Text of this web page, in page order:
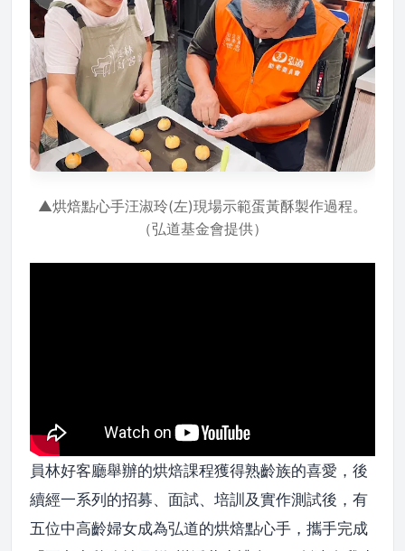
▲烘焙點心手汪淑玲(左)現場示範蛋黃酥製作過程。
（弘道基金會提供）
員林好客廳舉辦的烘焙課程獲得熟齡族的喜愛，後
續經一系列的招募、面試、培訓及實作測試後，有
五位中高齡婦女成為弘道的烘焙點心手，攜手完成